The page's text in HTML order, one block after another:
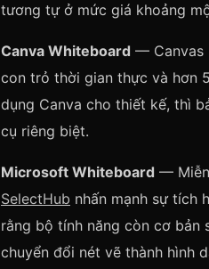
tương tự ở mức giá khoảng
Canva Whiteboard — Canvas
con trỏ thời gian thực và hơn
dụng Canva cho thiết kế, thì
cụ riêng biệt.
Microsoft Whiteboard —
SelectHub nhấn mạnh sự tích
rằng bộ tính năng còn cơ bản
chuyển đổi nét vẽ thành hình